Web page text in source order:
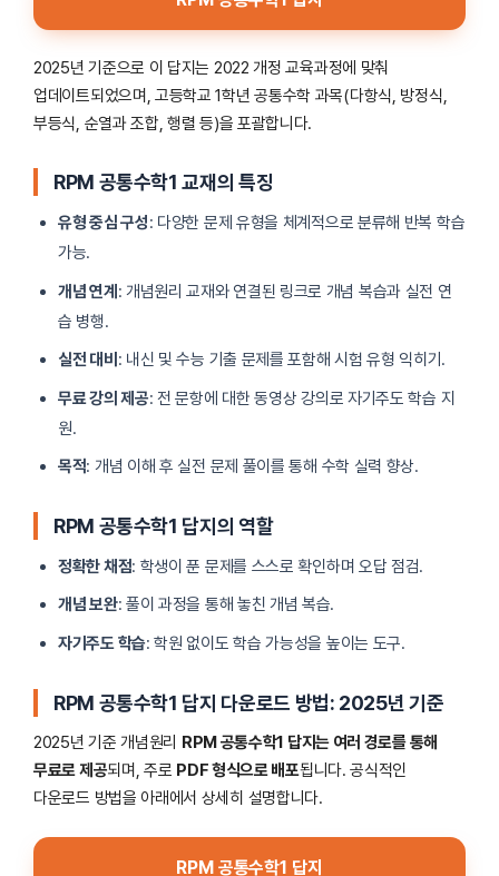
2025년 기준으로 이 답지는 2022 개정 교육과정에 맞춰
업데이트되었으며, 고등학교 1학년 공통수학 과목(다항식, 방정식,
부등식, 순열과 조합, 행렬 등)을 포괄합니다.
RPM 공통수학1 교재의 특징
유형 중심 구성: 다양한 문제 유형을 체계적으로 분류해 반복 학습
가능.
개념 연계 : 개념원리 교재와 연결된 링크로 개념 복습과 실전 연
습 병행.
실전 대비 : 내신 및 수능 기출 문제를 포함해 시험 유형 익히기.
무료 강의 제공: 전 문항에 대한 동영상 강의로 자기주도 학습 지
원.
목적: 개념 이해 후 실전 문제 풀이를 통해 수학 실력 향상.
RPM 공통수학1 답지 의 역할
정확한 채점: 학생이 푼 문제를 스스로 확인하며 오답 점검.
개념 보완: 풀이 과정을 통해 놓친 개념 복습.
자기주도 학습: 학원 없이도 학습 가능성을 높이는 도구.
RPM 공통수학1 답지 다운로드 방법: 2025년 기준
2025년 기준 개념원리 RPM 공통수학1 답지는 여러 경로를 통해
무료로 제공되며, 주로 PDF 형식으로 배포됩니다. 공식적인
다운로드 방법을 아래에서 상세히 설명합니다.
RPM 공통수학1 답지